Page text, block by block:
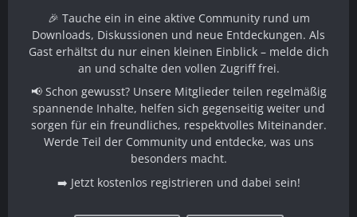
🎉 Tauche ein in eine aktive Community rund um
Downloads, Diskussionen und neue Entdeckungen. Als
Gast erhältst du nur einen kleinen Einblick – melde dich
an und schalte den vollen Zugriff frei.
📢 Schon gewusst? Unsere Mitglieder teilen regelmäßig
spannende Inhalte, helfen sich gegenseitig weiter und
sorgen für ein freundliches, respektvolles Miteinander.
Werde Teil der Community und entdecke, was uns
besonders macht.
➡️ Jetzt kostenlos registrieren und dabei sein!